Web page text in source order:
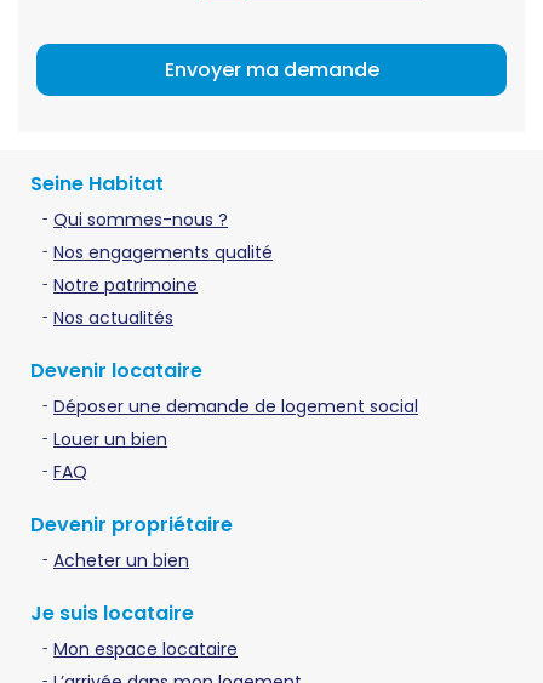
Seine Habitat
Qui sommes-nous ?
Nos engagements qualité
Notre patrimoine
Nos actualités
Devenir locataire
Déposer une demande de logement social
Louer un bien
FAQ
Devenir propriétaire
Acheter un bien
Je suis locataire
Mon espace locataire